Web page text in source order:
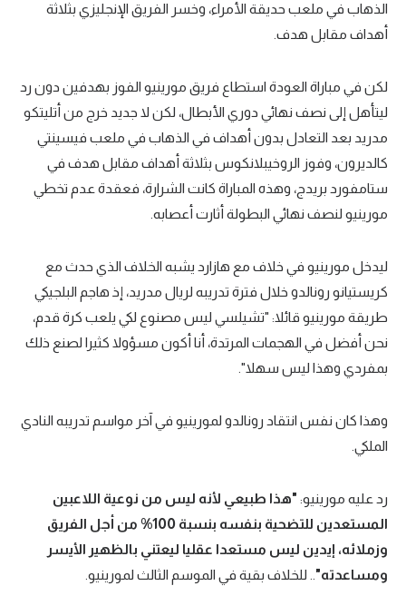
تحقيق في الجول
تحليل في الجول
كويز في الجول
فيديو في الجول
الذهاب في ملعب حديقة الأمراء، وخسر الفريق الإنجليزي بثلاثة
أهداف مقابل هدف.
لكن في مباراة العودة استطاع فريق مورينيو الفوز بهدفين دون رد
ليتأهل إلى نصف نهائي دوري الأبطال، لكن لا جديد خرج من أتليتكو
مدريد بعد التعادل بدون أهداف في الذهاب في ملعب فيسينتي
كالديرون، وفوز الروخيبلانكوس بثلاثة أهداف مقابل هدف في
ستامفورد بريدج، وهذه المباراة كانت الشرارة، فعقدة عدم تخطي
مورينيو لنصف نهائي البطولة أثارت أعصابه.
ليدخل مورينيو في خلاف مع هازارد يشبه الخلاف الذي حدث مع
كريستيانو رونالدو خلال فترة تدريبه لريال مدريد، إذ هاجم البلجيكي
طريقة مورينيو قائلا: "تشيلسي ليس مصنوع لكي يلعب كرة قدم،
نحن أفضل في الهجمات المرتدة، أنا أكون مسؤولا كثيرا لصنع ذلك
بمفردي وهذا ليس سهلا".
وهذا كان نفس انتقاد رونالدو لمورينيو في آخر مواسم تدريبه النادي
الملكي.
رد عليه مورينيو: "هذا طبيعي لأنه ليس من نوعية اللاعبين
المستعدين للتضحية بنفسه بنسبة 100% من أجل الفريق
وزملائه، إيدين ليس مستعدا عقليا ليعتني بالظهير الأيسر
ومساعدته" .. للخلاف بقية في الموسم الثالث لمورينيو.